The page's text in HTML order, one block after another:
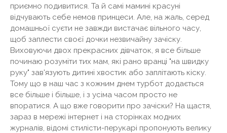
приємно подивитися. Та й самі мамині красуні
відчувають себе немов принцеси. Але, на жаль, серед
домашньої суєти не завжди вистачає вільного часу,
щоб заплести своєї дочки незвичайну зачіску.
Виховуючи двох прекрасних дівчаток, я все більше
починаю розуміти тих мам, які рано вранці "на швидку
руку" зав'язують дитині хвостик або заплітають кіску.
Тому що в наш час з кожним днем ​​турбот додається
все більше і більше, і з усіма часом просто не
впоратися. А що вже говорити про зачіски? На щастя,
зараз в мережі інтернет і на сторінках модних
журналів, відомі стилісти-перукарі пропонують велику